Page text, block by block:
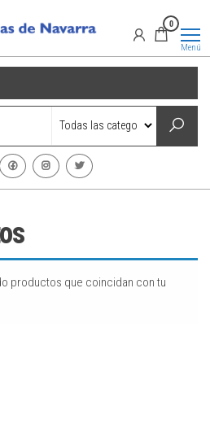
0
Menú
productos que coincidan con tu